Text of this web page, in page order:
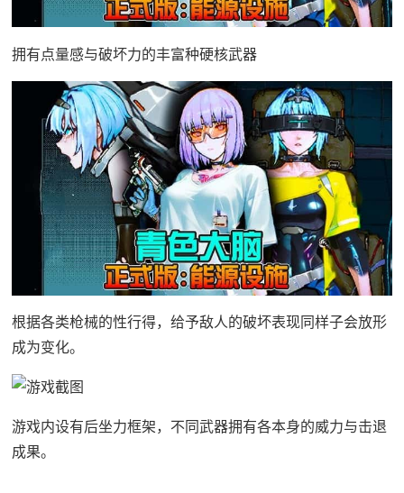
拥有点量感与破坏力的丰富种硬核武器
根据各类枪械的性行得，给予敌人的破坏表现同样子会放形
成为变化。
游戏内设有后坐力框架，不同武器拥有各本身的威力与击退
成果。